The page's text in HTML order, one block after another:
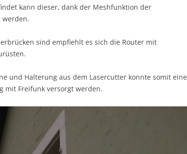
kann dieser, dank der Meshfunktion der
werden.
sind empfiehlt es sich die Router mit
und Halterung aus dem Lasercutter konnte somit eine
mit Freifunk versorgt werden.